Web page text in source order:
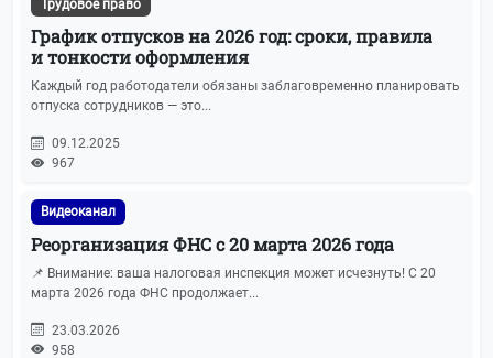
Трудовое право
График отпусков на 2026 год: сроки, правила
и тонкости оформления
Каждый год работодатели обязаны заблаговременно планировать
отпуска сотрудников — это...
09.12.2025
967
Видеоканал
Реорганизация ФНС с 20 марта 2026 года
📌 Внимание: ваша налоговая инспекция может исчезнуть! С 20
марта 2026 года ФНС продолжает...
23.03.2026
958